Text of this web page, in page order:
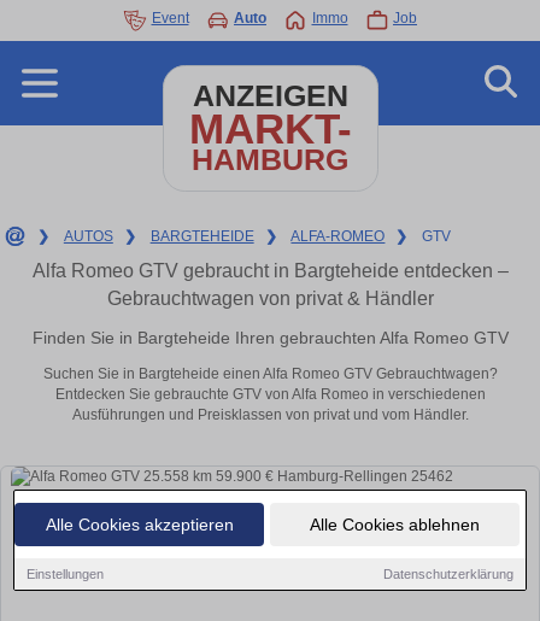
Alle Cookies akzeptieren Alle Cookies ablehnen
Einstellungen Datenschutzerklärung
Event Auto Immo Job
ANZEIGEN
MARKT-
HAMBURG
❯ AUTOS ❯ BARGTEHEIDE ❯ ALFA-ROMEO ❯ GTV
Alfa Romeo GTV gebraucht in Bargteheide entdecken –
Gebrauchtwagen von privat & Händler
Finden Sie in Bargteheide Ihren gebrauchten Alfa Romeo GTV
Suchen Sie in Bargteheide einen Alfa Romeo GTV Gebrauchtwagen?
Entdecken Sie gebrauchte GTV von Alfa Romeo in verschiedenen
Ausführungen und Preisklassen von privat und vom Händler.